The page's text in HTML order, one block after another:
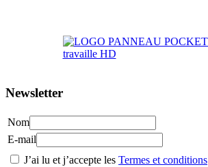
Newsletter
Nom
E-mail
J’ai lu et j’accepte les Termes et conditions